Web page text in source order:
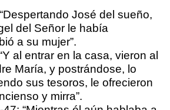
José del sueño,
del Señor le había
a su mujer”.
al entrar en la casa, vieron al
María, y postrándose, lo
sus tesoros, le ofrecieron
y mirra”.